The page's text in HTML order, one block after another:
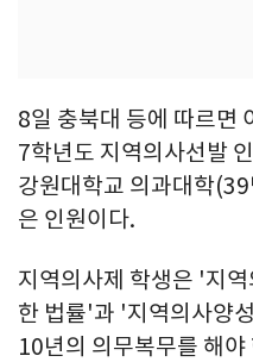
8일 충북대 등에 따르면
7학년도 지역의사선발
강원대학교 의과대학
은 인원이다.
지역의사제 학생은 '지
한 법률'과 '지역의사양
10년의 의무복무를 해야